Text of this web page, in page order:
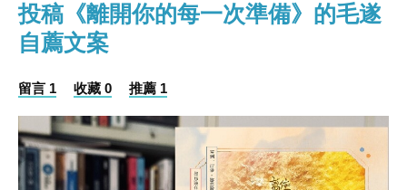
投稿《離開你的每一次準備》的毛遂
自薦文案
留言 1 收藏 0 推薦 1